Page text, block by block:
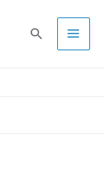
Pesquisa